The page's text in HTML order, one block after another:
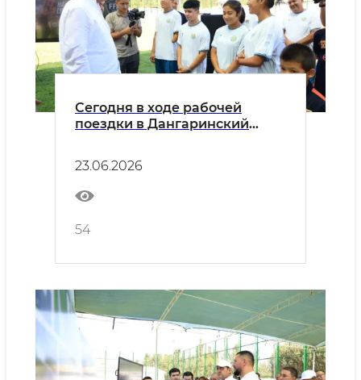
Сегодня в ходе рабочей
поездки в Дангаринский
со спортсменами-молодёжью
на спортивной площадке
махалли Сойшилдир и провёл
с ними искреннюю беседу
23.06.2026
54